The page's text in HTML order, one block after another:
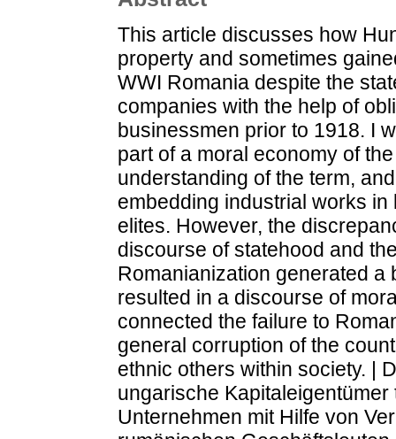
This article discusses how
property and sometimes
WWI Romania despite the
companies with the help of
businessmen prior to 1918. I
part of a moral economy of
understanding of the term,
embedding industrial works
elites. However, the
discourse of statehood and
Romanianization generated
resulted in a discourse of
connected the failure to
general corruption of the
ethnic others within society. |
ungarische
Unternehmen mit Hilfe von